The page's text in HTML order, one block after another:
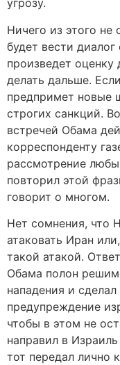
угрозу.
Ничего из этого не
будет вести
произведет оценку
делать дальше.
предпримет новые
строгих санкций.
встречей Обама
корреспонденту
рассмотрение
повторил этой
говорит о многом.
Нет сомнения, что
атаковать Иран
такой атакой.
Обама полон
нападения и
предупреждение
чтобы в этом не
направил в
тот передал лично